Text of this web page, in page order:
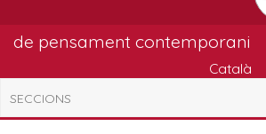
de pensament contemporani
Català
SECCIONS